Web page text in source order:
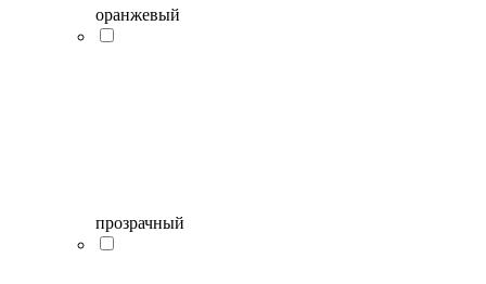
оранжевый
прозрачный